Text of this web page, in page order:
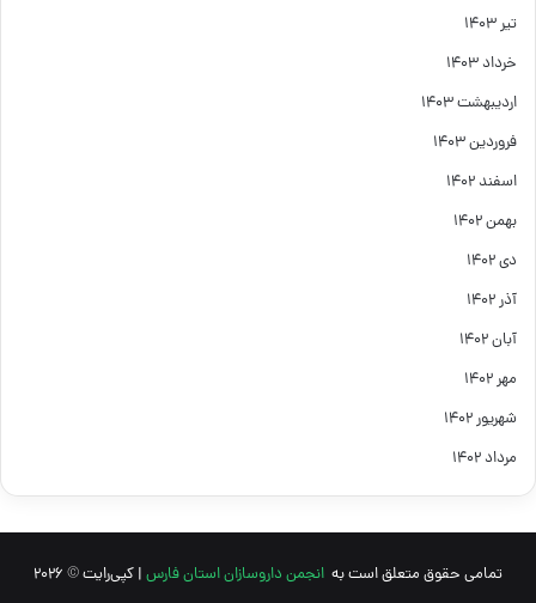
تیر ۱۴۰۳
خرداد ۱۴۰۳
اردیبهشت ۱۴۰۳
فروردین ۱۴۰۳
اسفند ۱۴۰۲
بهمن ۱۴۰۲
دی ۱۴۰۲
آذر ۱۴۰۲
آبان ۱۴۰۲
مهر ۱۴۰۲
شهریور ۱۴۰۲
مرداد ۱۴۰۲
تمامی حقوق متعلق است به انجمن داروسازان استان فارس | کپی‌رایت © 2026